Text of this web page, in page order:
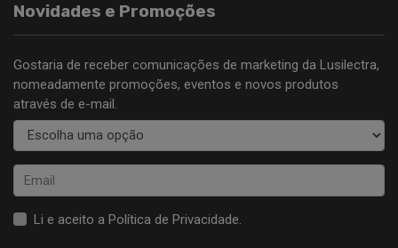
Novidades e Promoções
Gostaria de receber comunicações de marketing da Lusilectra,
nomeadamente promoções, eventos e novos produtos
através de e-mail.
Li e aceito a Política de Privacidade